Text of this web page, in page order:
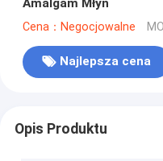
Amalgam Młyn
Cena：Negocjowalne
Najlepsza cena
Opis Produktu